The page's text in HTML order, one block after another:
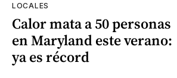
LOCALES
Calor mata a 50 personas
en Maryland este verano:
ya es récord